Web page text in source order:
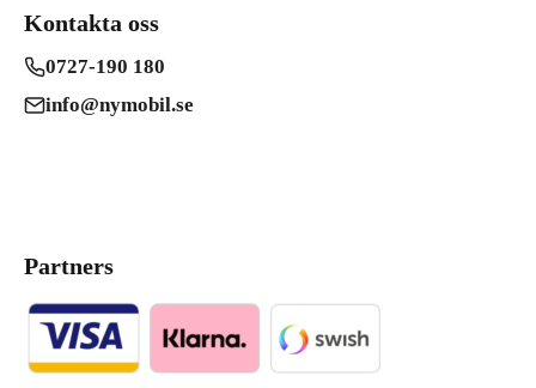
Kontakta oss
0727-190 180
info@nymobil.se
Partners